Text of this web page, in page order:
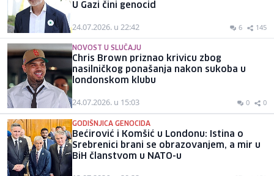
U Gazi čini genocid
24.07.2026. u 22:42 6 145
NOVOST U SLUČAJU
Chris Brown priznao krivicu zbog
nasilničkog ponašanja nakon sukoba u
londonskom klubu
24.07.2026. u 15:03 0 0
GODIŠNJICA GENOCIDA
Bećirović i Komšić u Londonu: Istina o
Srebrenici brani se obrazovanjem, a mir u
BiH članstvom u NATO-u